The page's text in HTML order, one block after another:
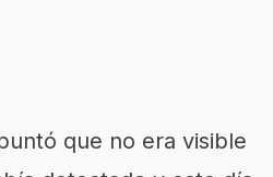
que no era visible